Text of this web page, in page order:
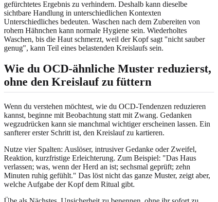
gefürchtetes Ergebnis zu verhindern. Deshalb kann dieselbe
sichtbare Handlung in unterschiedlichen Kontexten
Unterschiedliches bedeuten. Waschen nach dem Zubereiten von
rohem Hähnchen kann normale Hygiene sein. Wiederholtes
Waschen, bis die Haut schmerzt, weil der Kopf sagt "nicht sauber
genug", kann Teil eines belastenden Kreislaufs sein.
Wie du OCD-ähnliche Muster reduzierst,
ohne den Kreislauf zu füttern
Wenn du verstehen möchtest, wie du OCD-Tendenzen reduzieren
kannst, beginne mit Beobachtung statt mit Zwang. Gedanken
wegzudrücken kann sie manchmal wichtiger erscheinen lassen. Ein
sanfterer erster Schritt ist, den Kreislauf zu kartieren.
Nutze vier Spalten: Auslöser, intrusiver Gedanke oder Zweifel,
Reaktion, kurzfristige Erleichterung. Zum Beispiel: "Das Haus
verlassen; was, wenn der Herd an ist; sechsmal geprüft; zehn
Minuten ruhig gefühlt." Das löst nicht das ganze Muster, zeigt aber,
welche Aufgabe der Kopf dem Ritual gibt.